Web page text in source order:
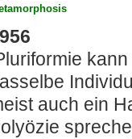
auch ein